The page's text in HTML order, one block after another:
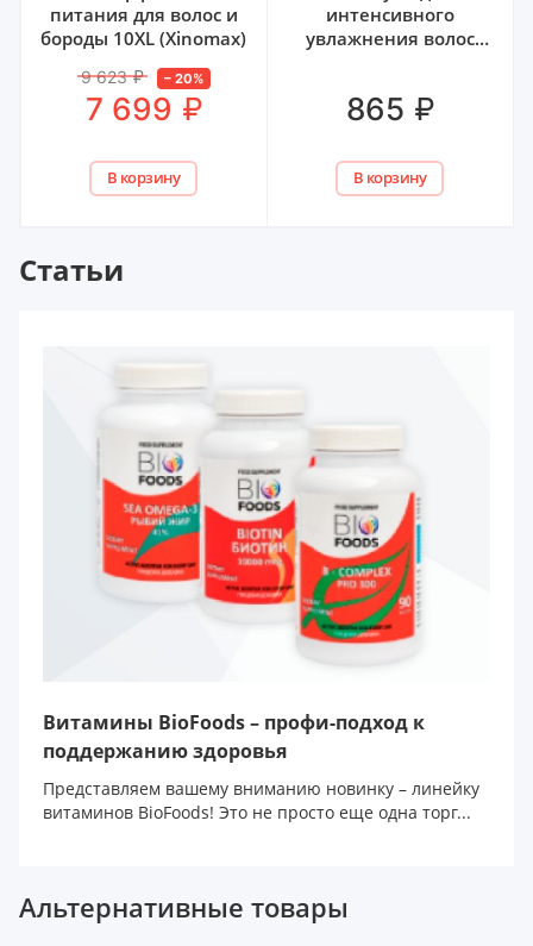
интенсивного
увлажнения волос
250 мл
865 ₽
В корзину
Кавказский луг Trius,
30 мл
799 ₽
В корзину
Статьи
Витамины BioFoods – профи-подход к
поддержанию здоровья
Представляем вашему вниманию новинку – линейку
витаминов BioFoods! Это не просто еще одна торг...
Альтернативные товары